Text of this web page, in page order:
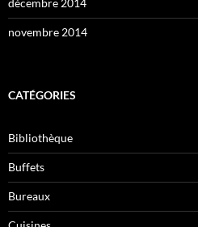
décembre 2014
novembre 2014
CATÉGORIES
Bibliothèque
Buffets
Bureaux